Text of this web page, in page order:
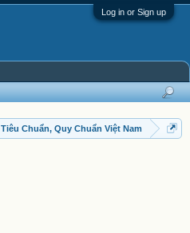
Log in or Sign up
Tiêu Chuẩn, Quy Chuẩn Việt Nam